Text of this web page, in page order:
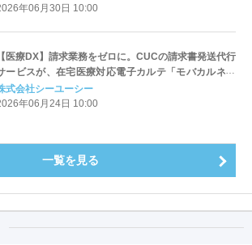
ホスピス型住宅「ReHOPE 尼崎」を初開設！
年06月30日 10:00
【医療DX】請求業務をゼロに。CUCの請求書発送代行
ービスが、在宅医療対応電子カルテ「モバカルネッ
」の公式オプションサービスとして7月1日より提供
始。
式会社シーユーシー
年06月24日 10:00
一覧を見る